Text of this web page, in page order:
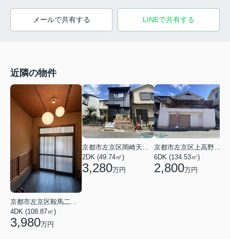
メールで共有する LINEで共有する
近隣の物件
4DK (108.87㎡)
3,980万円
2DK (49.74㎡)
3,280万円
6DK (134.53㎡)
2,800万円